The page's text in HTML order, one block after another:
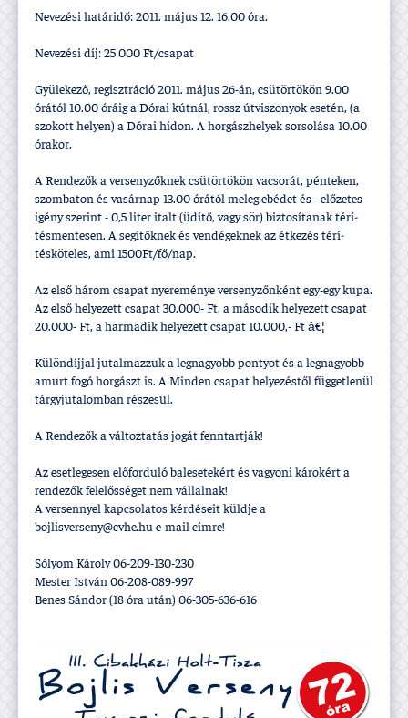
Nevezési határidő: 2011. május 12. 16.00 óra.
Nevezési dí­j: 25 000 Ft/csapat
Gyülekező, regisztráció 2011. május 26-án, csütörtökön 9.00
órától 10.00 óráig a Dórai kútnál, rossz útviszonyok esetén, (a
szokott helyen) a Dórai hí­don. A horgászhelyek sorsolása 10.00
órakor.
A Rendezők a versenyzőknek csütörtökön vacsorát, pénteken,
szombaton és vasárnap 13.00 órától meleg ebédet és - előzetes
igény szerint - 0,5 liter italt (üdí­tő, vagy sör) biztosí­tanak térí­
tésmentesen. A segí­tőknek és vendégeknek az étkezés térí­
tésköteles, ami 1500Ft/fő/nap.
Az első három csapat nyereménye versenyzőnként egy-egy kupa.
Az első helyezett csapat 30.000- Ft, a második helyezett csapat
20.000- Ft, a harmadik helyezett csapat 10.000,- Ft â€¦
Különdí­jjal jutalmazzuk a legnagyobb pontyot és a legnagyobb
amurt fogó horgászt is. A Minden csapat helyezéstől függetlenül
tárgyjutalomban részesül.
A Rendezők a változtatás jogát fenntartják!
Az esetlegesen előforduló balesetekért és vagyoni károkért a
rendezők felelősséget nem vállalnak!
A versennyel kapcsolatos kérdéseit küldje a
bojlisverseny@cvhe.hu e-mail cí­mre!
Sólyom Károly 06-209-130-230
Mester István 06-208-089-997
Benes Sándor (18 óra után) 06-305-636-616